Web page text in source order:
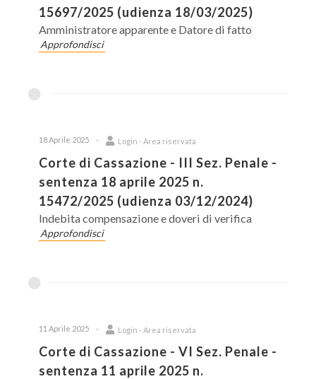
15697/2025 (udienza 18/03/2025)
Amministratore apparente e Datore di fatto
Approfondisci
18 Aprile 2025 Login - Area riservata
Corte di Cassazione - III Sez. Penale -
sentenza 18 aprile 2025 n.
15472/2025 (udienza 03/12/2024)
Indebita compensazione e doveri di verifica
Approfondisci
11 Aprile 2025 Login - Area riservata
Corte di Cassazione - VI Sez. Penale -
sentenza 11 aprile 2025 n.